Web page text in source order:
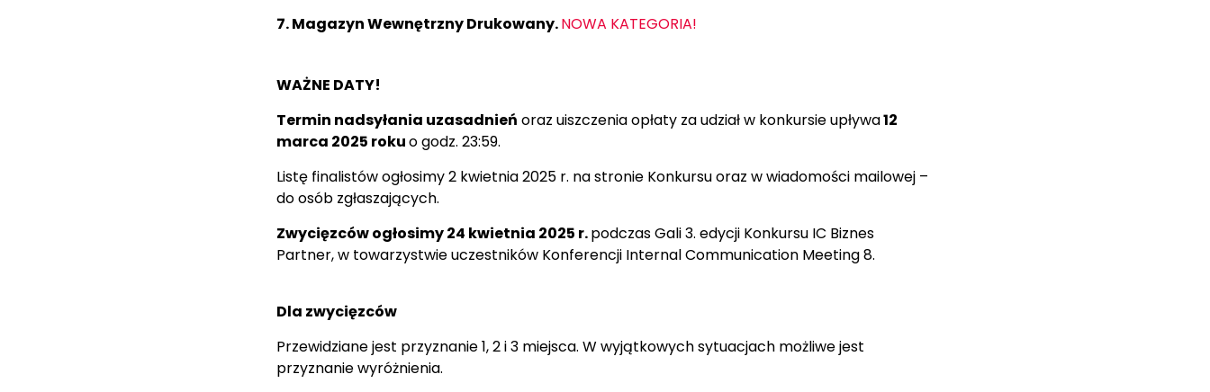
7. Magazyn Wewnętrzny Drukowany.NOWA KATEGORIA!
WAŻNE DATY!
Termin nadsyłania uzasadnień oraz uiszczenia opłaty za udział w konkursie upływa12
marca 2025 rokuo godz. 23:59.
Listę finalistów ogłosimy 2 kwietnia 2025 r. na stronie Konkursu oraz w wiadomości mailowej –
do osób zgłaszających.
Zwycięzców ogłosimy 24 kwietnia 2025 r.podczas Gali 3. edycji Konkursu IC Biznes
Partner, w towarzystwie uczestników Konferencji Internal Communication Meeting 8.
Dla zwycięzców
Przewidziane jest przyznanie 1, 2 i 3 miejsca. W wyjątkowych sytuacjach możliwe jest
przyznanie wyróżnienia.